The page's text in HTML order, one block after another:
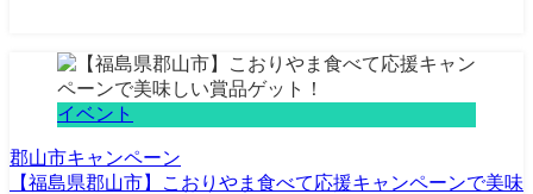
イベント
郡山市キャンペーン
【福島県郡山市】こおりやま食べて応援キャンペーンで美味